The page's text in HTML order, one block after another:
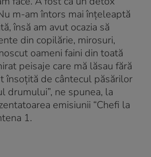
m-am întors mai înțeleaptă
însă am avut ocazia să
din copilărie, mirosuri,
oameni faini din toată
peisaje care mă lăsau fără
însoțită de cântecul păsărilor
drumului”, ne spunea, la
emisiunii “Chefi la
1.